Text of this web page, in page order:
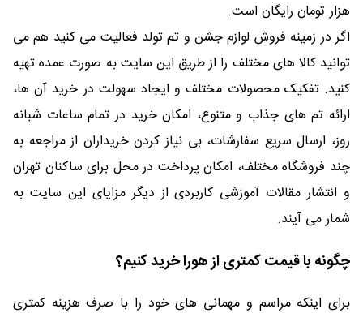
هزار تومان رایگان است.
اگر در زمینه فروش لوازم جشن و تم تولد فعالیت می کنید هم می
توانید کالا های مختلف را از طریق این سایت به صورت عمده تهیه
کنید. تفکیک محصولات مختلف و ایجاد سهولت در خرید آن ها،
ارائه تم های جذاب و متنوع، امکان خرید در تمام ساعات شبانه
روز، ارسال سریع سفارشات، بی نیاز کردن خریداران از مراجعه به
چند فروشگاه مختلف، امکان پرداخت در محل برای ساکنان تهران
و انتشار مقالات آموزشی کاربردی از دیگر مزایای این سایت به
شمار می آیند.
چگونه با قیمت کمتری از هورا خرید کنیم؟
برای اینکه مراسم و مهمانی های خود را با صرف هزینه کمتری